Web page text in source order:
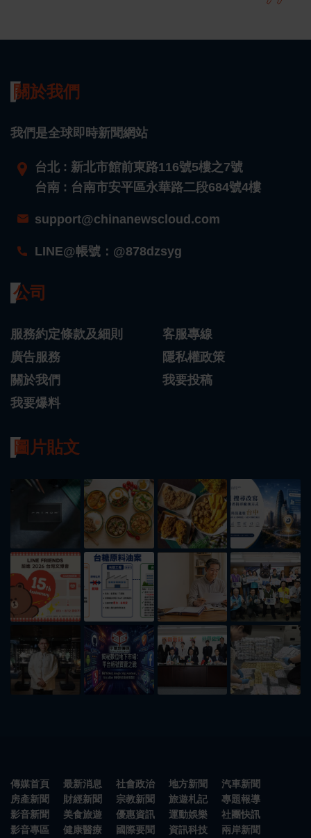
關於我們
我們是全球即時新聞網站
台北 : 新北市館前東路116號5樓之7號
台南 : 台南市安平區永華路二段684號4樓
support@chinanewscloud.com
LINE@帳號：@878dzsyg
公司
服務約定條款及細則
客服專線
廣告服務
隱私權政策
關於我們
我要投稿
我要爆料
圖片貼文
傳媒首頁 最新消息 社會政治 地方新聞
汽車新聞
房產新聞
財經新聞 宗教新聞 旅遊札記
專題報導
影音新聞
美食旅遊 優惠資訊 運動娛樂
社團快訊
影音專區
健康醫療 國際要聞 資訊科技 兩岸新聞